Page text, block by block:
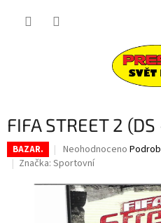
FIFA STREET 2
BAZAR.
Průměrné
hodnocení
je
0,0
z
Neohodnoceno
Značka: Sportovní